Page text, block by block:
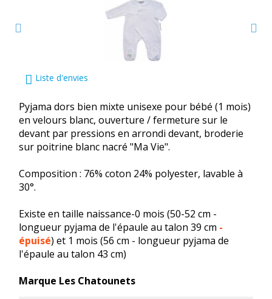
Liste d'envies
Pyjama dors bien mixte unisexe pour bébé (1 mois)
en velours blanc, ouverture / fermeture sur le
devant par pressions en arrondi devant, broderie
sur poitrine blanc nacré "Ma Vie".
Composition : 76% coton 24% polyester, lavable à
30°.
Existe en taille naissance-0 mois (50-52 cm -
longueur pyjama de l'épaule au talon 39 cm -
épuisé) et 1 mois (56 cm - longueur pyjama de
l'épaule au talon 43 cm)
Marque Les Chatounets